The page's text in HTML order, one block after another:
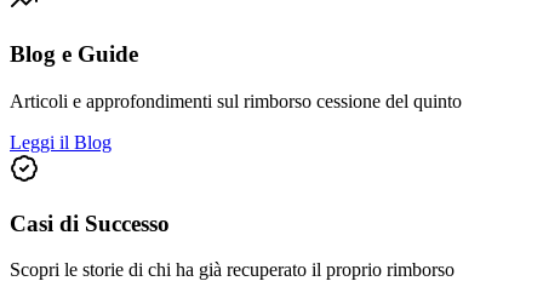
Blog e Guide
Articoli e approfondimenti sul rimborso cessione del quinto
Leggi il Blog
Casi di Successo
Scopri le storie di chi ha già recuperato il proprio rimborso